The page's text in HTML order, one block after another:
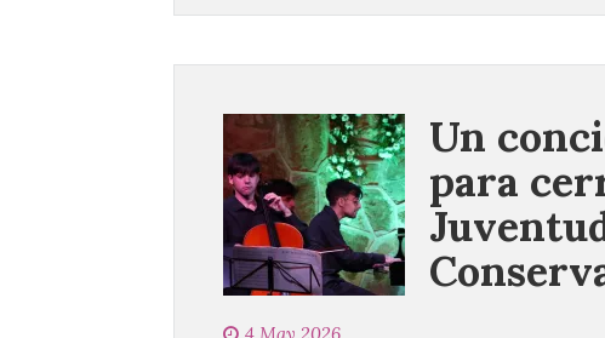
Un
para